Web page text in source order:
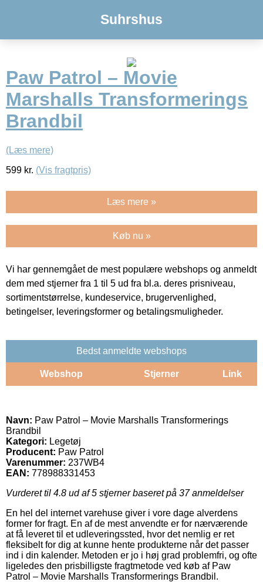
Suhrshus
Paw Patrol – Movie
Marshalls Transformerings
Brandbil
(Læs mere)
599 kr. (Vis fragtpris)
Læs mere »
Køb nu »
Vi har gennemgået de mest populære webshops og anmeldt
dem med stjerner fra 1 til 5 ud fra bl.a. deres prisniveau,
sortimentstørrelse, kundeservice, brugervenlighed,
betingelser, leveringsformer og betalingsmuligheder.
Bedst anmeldte webshops
Webshop Stjerner Link
Navn: Paw Patrol – Movie Marshalls Transformerings
Brandbil
Kategori: Legetøj
Producent: Paw Patrol
Varenummer: 237WB4
EAN: 778988331453
Vurderet til 4.8 ud af 5 stjerner baseret på 37anmeldelser
En hel del internet varehuse giver i vore dage alverdens
former for fragt. En af de mest anvendte er for nærværende
at få leveret til et udleveringssted, hvor det nemlig er ret
fleksibelt for dig at kunne hente produkterne når det passer
ind i din kalender. Metoden er jo i høj grad problemfri, og ofte
ligeledes den prisbilligste fragtmetode ved køb af Paw
Patrol – Movie Marshalls Transformerings Brandbil.